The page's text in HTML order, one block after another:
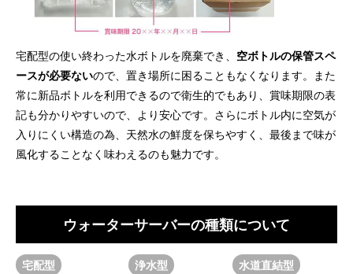
宅配型の使い終わった水ボトルを廃棄でき、 空ボトルの保管スペ
ースが必要ないので、置き場所に困ることもなくなります。また
常に新品ボトルを利用できるので衛生的でもあり、賞味期限の表
記も分かりやすいので、より安心です。さらにボトル内に空気が
入りにくい構造の為、天然水の鮮度を保ちやすく、最後まで味が
風化することなく味わえるのも魅力です。
ウォーターサーバーの種類について
宅配型 浄水型 水道直結型